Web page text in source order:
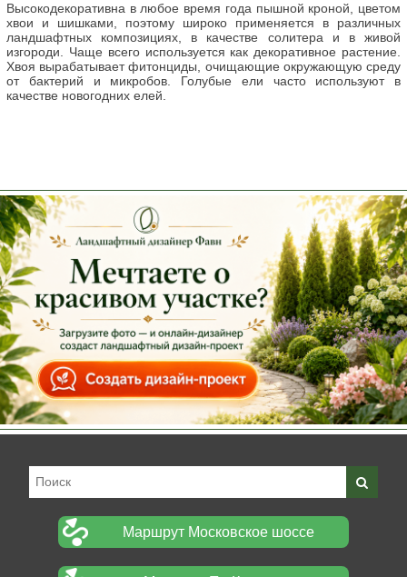
Высокодекоративна в любое время года пышной кроной, цветом
хвои и шишками, поэтому широко применяется в различных
ландшафтных композициях, в качестве солитера и в живой
изгороди. Чаще всего используется как декоративное растение.
Хвоя вырабатывает фитонциды, очищающие окружающую среду
от бактерий и микробов. Голубые ели часто используют в
качестве новогодних елей.
Маршрут Московское шоссе